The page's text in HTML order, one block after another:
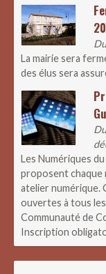
La mairie sera
des élus sera
Les Numériques
proposent chaque
atelier numérique.
ouvertes à tous
Communauté de
Inscription